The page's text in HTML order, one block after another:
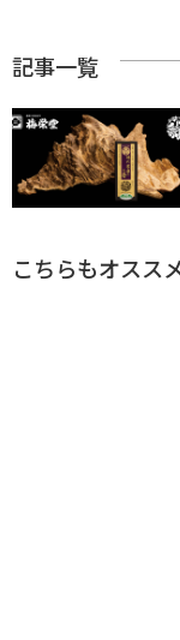
記事一覧
こちらもオスス